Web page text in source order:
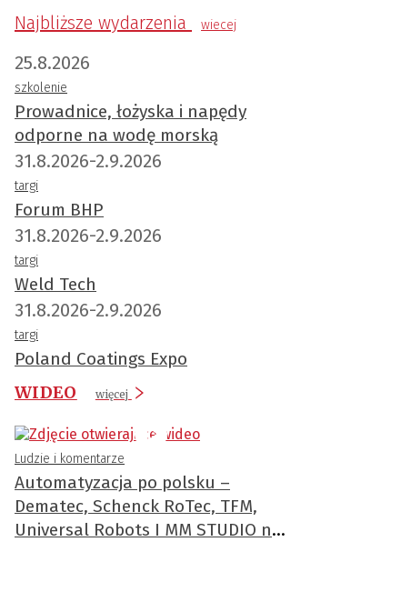
Najbliższe wydarzenia wiecej
25.8.2026
szkolenie
Prowadnice, łożyska i napędy
odporne na wodę morską
31.8.2026-2.9.2026
targi
Forum BHP
31.8.2026-2.9.2026
targi
Weld Tech
31.8.2026-2.9.2026
targi
Poland Coatings Expo
WIDEO
więcej
Ludzie i komentarze
Automatyzacja po polsku –
Dematec, Schenck RoTec, TFM,
Universal Robots I MM STUDIO na